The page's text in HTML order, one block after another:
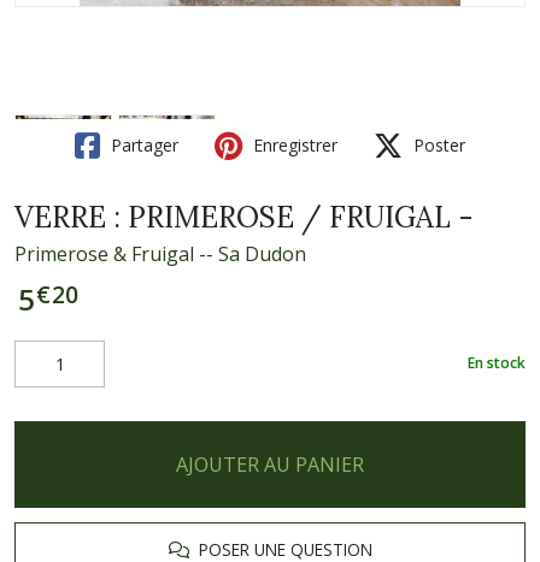
Partager Enregistrer Poster
VERRE : PRIMEROSE / FRUIGAL -
Primerose & Fruigal -- Sa Dudon
5€20
En stock
AJOUTER AU PANIER
POSER UNE QUESTION